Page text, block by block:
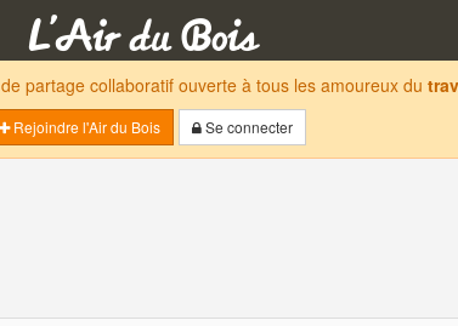
de partage collaboratif ouverte à tous les amoureux du
Rejoindre l'Air du Bois
Se connecter